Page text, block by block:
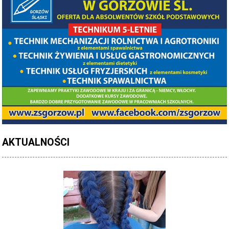
PROCEDURY NAUKI ZDALNEJ
PROCEDURY BEZPIECZEŃSTWA - COVID-19 - OD 15 WRZEŚNIA 2021
PREZENTACJA SZKOŁY 2026 - 2027
ZDJĘCIA GRUPOWE 2022 - 2023
KADRA PEDAGOGICZNA
DANE OSOBOWE
PROJEKT: "NOWE SPOJRZENIE - NOWE MOŻLIWOŚCI - SPOJRZENIE W
OFERTA DLA SZKÓŁ PODSTAWOWYCH 2026-2027 - ULOTKA
NASZE KIERUNKI TECHNIKUM - 2026-2027 - OPIS
REGULAMIN REKRUTACJI SZKOŁY DZIENNE 2026-2027
AKTUALNOŚCI